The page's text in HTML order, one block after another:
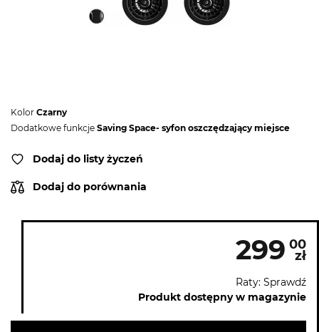
Kolor Czarny
Dodatkowe funkcje Saving Space- syfon oszczędzający miejsce
Dodaj do listy życzeń
Dodaj do porównania
299 00
zł
Raty: Sprawdź
Produkt dostępny w magazynie